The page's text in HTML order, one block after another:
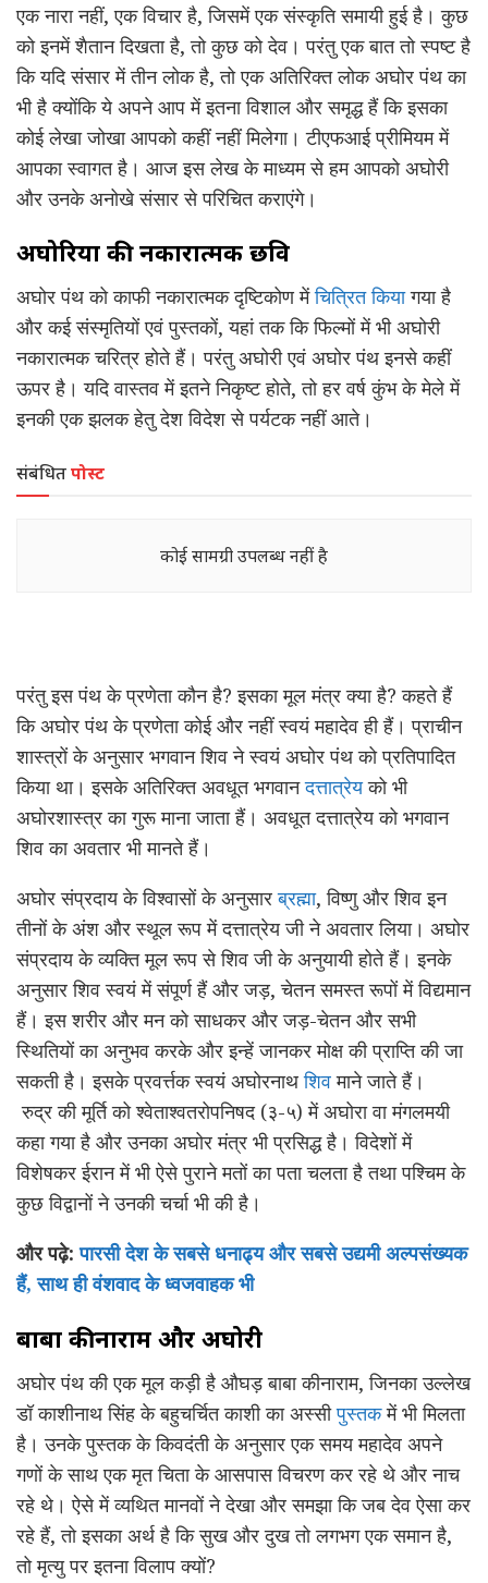
एक नारा नहीं, एक विचार है, जिसमें एक संस्कृति समायी हुई है। कुछ
को इनमें शैतान दिखता है, तो कुछ को देव। परंतु एक बात तो स्पष्ट है
कि यदि संसार में तीन लोक है, तो एक अतिरिक्त लोक अघोर पंथ का
भी है क्योंकि ये अपने आप में इतना विशाल और समृद्ध हैं कि इसका
कोई लेखा जोखा आपको कहीं नहीं मिलेगा। टीएफआई प्रीमियम में
आपका स्वागत है। आज इस लेख के माध्यम से हम आपको अघोरी
और उनके अनोखे संसार से परिचित कराएंगे।
अघोरियों की नकारात्मक छवि
अघोर पंथ को काफी नकारात्मक दृष्टिकोण मेंचित्रित कियागया है
और कई संस्मृतियों एवं पुस्तकों, यहां तक कि फिल्मों में भी अघोरी
नकारात्मक चरित्र होते हैं। परंतु अघोरी एवं अघोर पंथ इनसे कहीं
ऊपर है। यदि वास्तव में इतने निकृष्ट होते, तो हर वर्ष कुंभ के मेले में
इनकी एक झलक हेतु देश विदेश से पर्यटक नहीं आते।
संबंधितपोस्ट
कोई सामग्री उपलब्ध नहीं है
परंतु इस पंथ के प्रणेता कौन है? इसका मूल मंत्र क्या है? कहते हैं
कि अघोर पंथ के प्रणेता कोई और नहीं स्वयं महादेव ही हैं। प्राचीन
शास्त्रों के अनुसार भगवान शिव ने स्वयं अघोर पंथ को प्रतिपादित
किया था। इसके अतिरिक्त अवधूत भगवानदत्तात्रेयको भी
अघोरशास्त्र का गुरू माना जाता हैं। अवधूत दत्तात्रेय को भगवान
शिव का अवतार भी मानते हैं।
अघोर संप्रदाय के विश्वासों के अनुसारब्रह्मा, विष्णु और शिव इन
तीनों के अंश और स्थूल रूप में दत्तात्रेय जी ने अवतार लिया। अघोर
संप्रदाय के व्यक्ति मूल रूप से शिव जी के अनुयायी होते हैं। इनके
अनुसार शिव स्वयं में संपूर्ण हैं और जड़, चेतन समस्त रूपों में विद्यमान
हैं। इस शरीर और मन को साधकर और जड़-चेतन और सभी
स्थितियों का अनुभव करके और इन्हें जानकर मोक्ष की प्राप्ति की जा
सकती है। इसके प्रवर्त्तक स्वयं अघोरनाथशिवमाने जाते हैं।
रुद्र की मूर्ति को श्वेताश्वतरोपनिषद (३-५) में अघोरा वा मंगलमयी
कहा गया है और उनका अघोर मंत्र भी प्रसिद्ध है। विदेशों में
विशेषकर ईरान में भी ऐसे पुराने मतों का पता चलता है तथा पश्चिम के
कुछ विद्वानों ने उनकी चर्चा भी की है।
और पढ़े:पारसी देश के सबसे धनाढ्य और सबसे उद्यमी अल्पसंख्यक
हैं, साथ ही वंशवाद के ध्वजवाहक भी
बाबा कीनाराम और अघोरी
अघोर पंथ की एक मूल कड़ी है औघड़ बाबा कीनाराम, जिनका उल्लेख
डॉ काशीनाथ सिंह के बहुचर्चित काशी का अस्सीपुस्तकमें भी मिलता
है। उनके पुस्तक के किवदंती के अनुसार एक समय महादेव अपने
गणों के साथ एक मृत चिता के आसपास विचरण कर रहे थे और नाच
रहे थे। ऐसे में व्यथित मानवों ने देखा और समझा कि जब देव ऐसा कर
रहे हैं, तो इसका अर्थ है कि सुख और दुख तो लगभग एक समान है,
तो मृत्यु पर इतना विलाप क्यों?